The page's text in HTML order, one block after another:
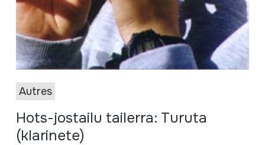
Autres
Hots-jostailu tailerra: Turuta
(klarinete)